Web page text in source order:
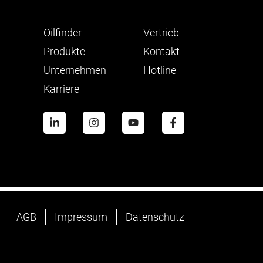
Oilfinder
Produkte
Unternehmen
Karriere
Vertrieb
Kontakt
Hotline
AGB Impressum Datenschutz